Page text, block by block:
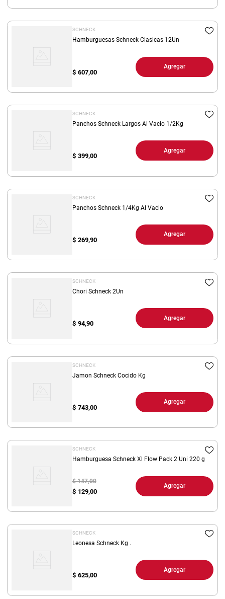
SCHNECK
Hamburguesas Schneck Clasicas 12Un
$ 607,00
Agregar
SCHNECK
Panchos Schneck Largos Al Vacio 1/2Kg
$ 399,00
Agregar
SCHNECK
Panchos Schneck 1/4Kg Al Vacio
$ 269,90
Agregar
SCHNECK
Chori Schneck 2Un
$ 94,90
Agregar
SCHNECK
Jamon Schneck Cocido Kg
$ 743,00
Agregar
SCHNECK
Hamburguesa Schneck Xl Flow Pack 2 Uni 220 g
$ 129,00
$ 147,00
Agregar
SCHNECK
Leonesa Schneck Kg .
$ 625,00
Agregar